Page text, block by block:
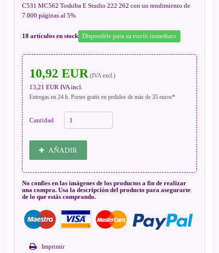
C531 MC562 Toshiba E Studio 222 262 con un rendimiento de
7.000 páginas al 5%
18 artículos en stock Disponible para su envío inmediato
10,92 EUR (IVA excl.)
13,21 EUR IVA incl.
Entregas en 24 h. Portes gratis en pedidos de más de 35 euros*
Cantidad
AÑADIR
No confíes en las imágenes de los productos a fin de realizar
una compra. Usa la descripción del producto para asegurarte
de lo que estás comprando.
Imprimir